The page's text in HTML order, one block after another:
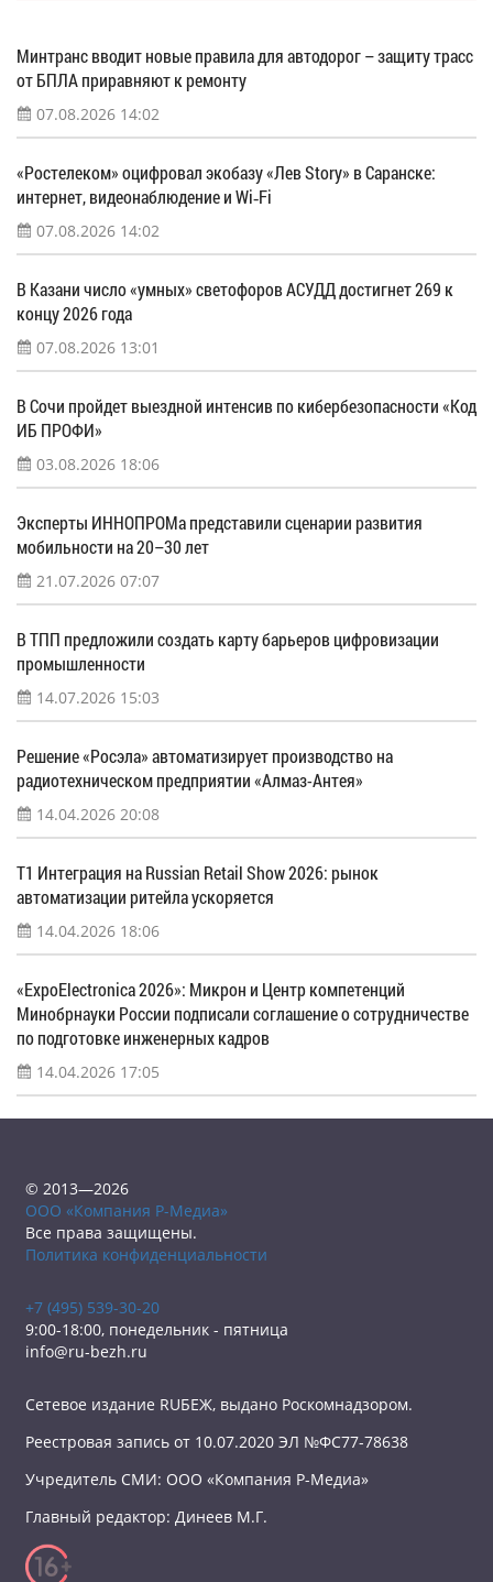
Минтранс вводит новые правила для автодорог – защиту трасс
от БПЛА приравняют к ремонту
07.08.2026 14:02
«Ростелеком» оцифровал экобазу «Лев Story» в Саранске:
интернет, видеонаблюдение и Wi‑Fi
07.08.2026 14:02
В Казани число «умных» светофоров АСУДД достигнет 269 к
концу 2026 года
07.08.2026 13:01
В Сочи пройдет выездной интенсив по кибербезопасности «Код
ИБ ПРОФИ»
03.08.2026 18:06
Эксперты ИННОПРОМа представили сценарии развития
мобильности на 20–30 лет
21.07.2026 07:07
В ТПП предложили создать карту барьеров цифровизации
промышленности
14.07.2026 15:03
Решение «Росэла» автоматизирует производство на
радиотехническом предприятии «Алмаз-Антея»
14.04.2026 20:08
Т1 Интеграция на Russian Retail Show 2026: рынок
автоматизации ритейла ускоряется
14.04.2026 18:06
«ExpoElectronica 2026»: Микрон и Центр компетенций
Минобрнауки России подписали соглашение о сотрудничестве
по подготовке инженерных кадров
14.04.2026 17:05
© 2013—2026
ООО «Компания Р-Медиа»
Все права защищены.
Политика конфиденциальности
+7 (495) 539-30-20
9:00-18:00, понедельник - пятница
info@ru-bezh.ru
Сетевое издание RUБЕЖ, выдано Роскомнадзором.
Реестровая запись от 10.07.2020 ЭЛ №ФС77-78638
Учредитель СМИ: ООО «Компания Р-Медиа»
Главный редактор: Динеев М.Г.